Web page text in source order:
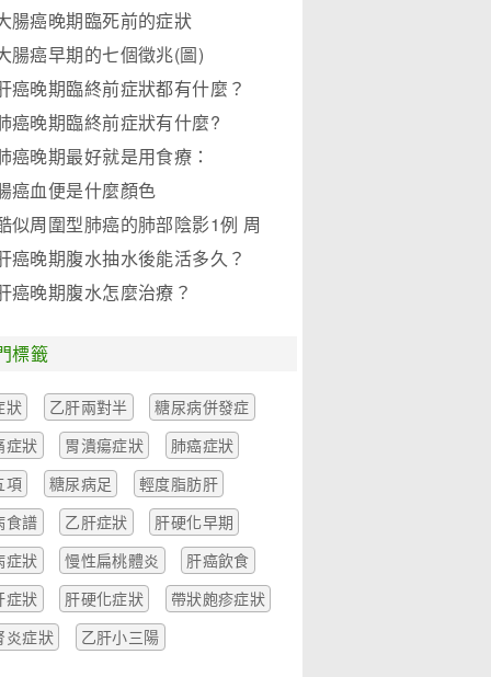
腸癌晚期臨死前的症狀
腸癌早期的七個徵兆(圖)
癌晚期臨終前症狀都有什麼？
癌晚期臨終前症狀有什麼?
癌晚期最好就是用食療：
癌血便是什麼顏色
似周圍型肺癌的肺部陰影1例 周
型肺癌早期症狀
癌晚期腹水抽水後能活多久？
癌晚期腹水怎麼治療？
標籤
狀 乙肝兩對半
糖尿病併發症
症狀
胃潰瘍症狀
肺癌症狀
項
糖尿病足
輕度脂肪肝
食譜
乙肝症狀
肝硬化早期
症狀
慢性扁桃體炎
肝癌飲食
症狀
肝硬化症狀
帶狀皰疹症狀
炎症狀
乙肝小三陽